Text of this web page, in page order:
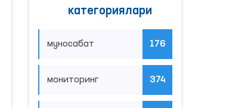
категориялари
муносабат 176
мониторинг 374